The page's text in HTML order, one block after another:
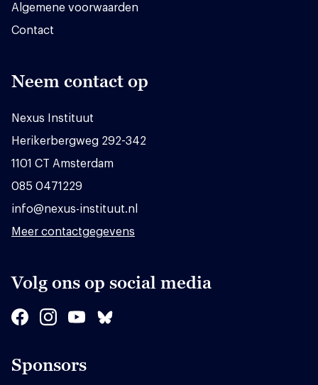
Algemene voorwaarden
Contact
Neem contact op
Nexus Instituut
Herikerbergweg 292-342
1101 CT Amsterdam
085 0471229
info@nexus-instituut.nl
Meer contactgegevens
Volg ons op social media
Sponsors